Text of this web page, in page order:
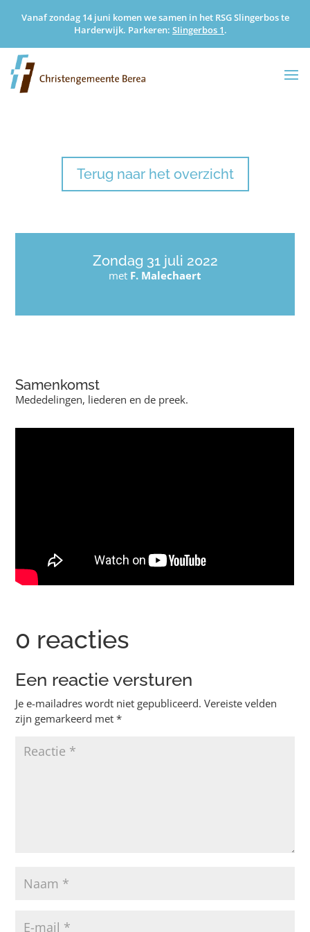
Vanaf zondag 14 juni komen we samen in het RSG Slingerbos te
Harderwijk. Parkeren: SIingerbos 1.
Terug naar het overzicht
Zondag 31 juli 2022
met F. Malechaert
Samenkomst
Mededelingen, liederen en de preek.
0 reacties
Een reactie versturen
Je e-mailadres wordt niet gepubliceerd. Vereiste velden
zijn gemarkeerd met*